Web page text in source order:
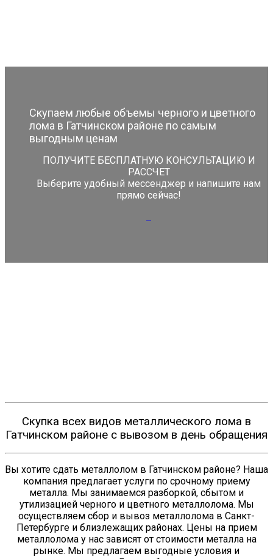
Скупаем любые объемы черного и цветного
лома в Гатчинском районе по самым
выгодным ценам
ПОЛУЧИТЕ БЕСПЛАТНУЮ КОНСУЛЬТАЦИЮ И
РАССЧЕТ
Выберите удобный мессенджер и напишите нам
прямо сейчас!
Скупка всех видов металлического лома в
Гатчинском районе с вывозом в день обращения
Вы хотите сдать металлолом в Гатчинском районе? Наша
компания предлагает услуги по срочному приему
металла. Мы занимаемся разборкой, сбытом и
утилизацией черного и цветного металлолома. Мы
осуществляем сбор и вывоз металлолома в Санкт-
Петербурге и близлежащих районах. Цены на прием
металлолома у нас зависят от стоимости металла на
рынке. Мы предлагаем выгодные условия и